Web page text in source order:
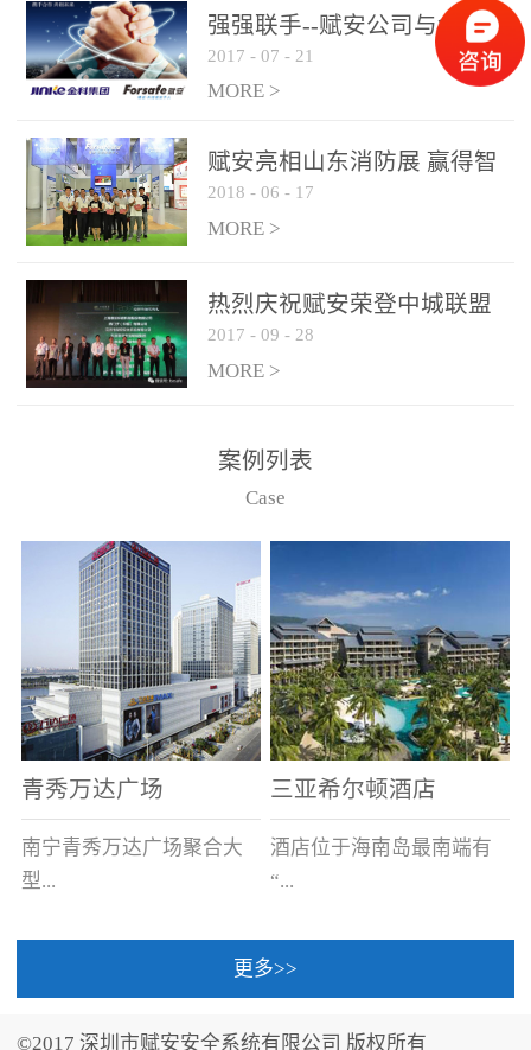
物的消防设施、设备通过
现场图像的实时获取、预
处理和特征提取分析，实
现火焰的跟踪和识别。能
更早的进行预警，达到早
报早防的效果。 系统构
成示意图： 图像型火灾
和监控端两大部分组成。
两者之间通过以太网相
联，一台监控主机最多可
从监控主机上获取，最多
只能接6台，超过的需从现
强强联手--赋安公司与金科
集团达成战略合作协议
2017 - 07 - 21
MORE >
赋安亮相山东消防展 赢得智
慧消防新荣耀
2018 - 06 - 17
MORE >
热烈庆祝赋安荣登中城联盟
联合采购战略合作平台
2017 - 09 - 28
MORE >
案例列表
Case
青秀万达广场
南宁青秀万达广场聚合大
型...
三亚希尔顿酒店
酒店位于海南岛最南端有
“...
中国的海岛天堂”之美称的
更多>>
©2017 深圳市赋安安全系统有限公司 版权所有